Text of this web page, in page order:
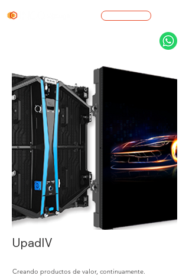
UpadIV
Creando productos de valor, continuamente.